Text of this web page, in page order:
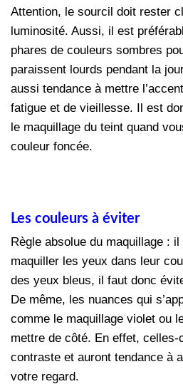
Attention, le sourcil doit rester
luminosité. Aussi, il est
phares de couleurs sombres
paraissent lourds pendant la
aussi tendance à mettre
fatigue et de vieillesse. Il est
le maquillage du teint quand
couleur foncée.
Les couleurs à éviter
Règle absolue du maquillage :
maquiller les yeux dans leur
des yeux bleus, il faut donc
De même, les nuances qui
comme le maquillage violet ou
mettre de côté. En effet,
contraste et auront tendance à
votre regard.